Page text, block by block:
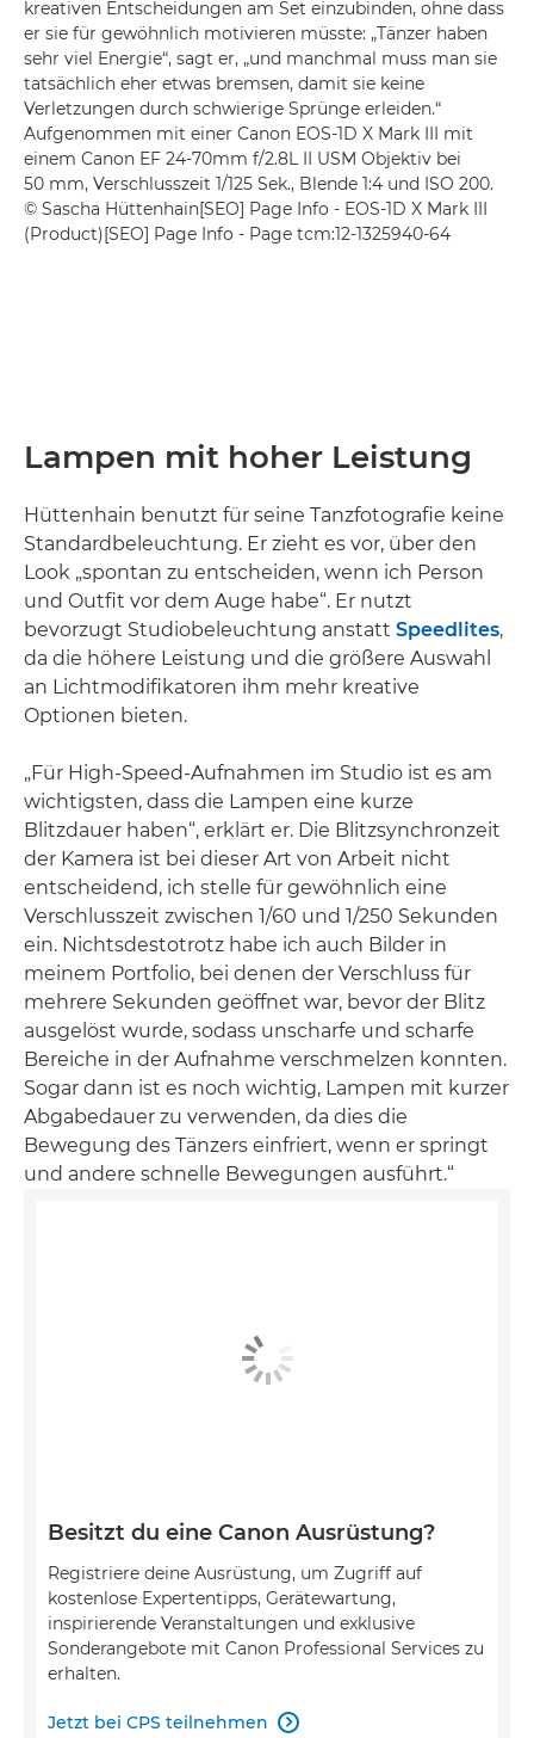
kreativen Entscheidungen am Set einzubinden, ohne dass
er sie für gewöhnlich motivieren müsste: „Tänzer haben
sehr viel Energie“, sagt er, „und manchmal muss man sie
tatsächlich eher etwas bremsen, damit sie keine
Verletzungen durch schwierige Sprünge erleiden.“
Aufgenommen mit einer Canon EOS-1D X Mark III mit
einem Canon EF 24-70mm f/2.8L II USM Objektiv bei
50 mm, Verschlusszeit 1/125 Sek., Blende 1:4 und ISO 200.
© Sascha Hüttenhain[SEO] Page Info - EOS-1D X Mark III
(Product)[SEO] Page Info - Page tcm:12-1325940-64
Lampen mit hoher Leistung
Hüttenhain benutzt für seine Tanzfotografie keine
Standardbeleuchtung. Er zieht es vor, über den
Look „spontan zu entscheiden, wenn ich Person
und Outfit vor dem Auge habe“. Er nutzt
bevorzugt Studiobeleuchtung anstatt Speedlites,
da die höhere Leistung und die größere Auswahl
an Lichtmodifikatoren ihm mehr kreative
Optionen bieten.
„Für High-Speed-Aufnahmen im Studio ist es am
wichtigsten, dass die Lampen eine kurze
Blitzdauer haben“, erklärt er. Die Blitzsynchronzeit
der Kamera ist bei dieser Art von Arbeit nicht
entscheidend, ich stelle für gewöhnlich eine
Verschlusszeit zwischen 1/60 und 1/250 Sekunden
ein. Nichtsdestotrotz habe ich auch Bilder in
meinem Portfolio, bei denen der Verschluss für
mehrere Sekunden geöffnet war, bevor der Blitz
ausgelöst wurde, sodass unscharfe und scharfe
Bereiche in der Aufnahme verschmelzen konnten.
Sogar dann ist es noch wichtig, Lampen mit kurzer
Abgabedauer zu verwenden, da dies die
Bewegung des Tänzers einfriert, wenn er springt
und andere schnelle Bewegungen ausführt.“
Besitzt du eine Canon Ausrüstung?
Registriere deine Ausrüstung, um Zugriff auf
kostenlose Expertentipps, Gerätewartung,
inspirierende Veranstaltungen und exklusive
Sonderangebote mit Canon Professional Services zu
erhalten.
Jetzt bei CPS teilnehmen 